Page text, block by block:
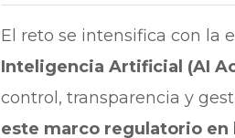
El reto se intensifica con la
Inteligencia Artificial (AI
control, transparencia y
este marco regulatorio en